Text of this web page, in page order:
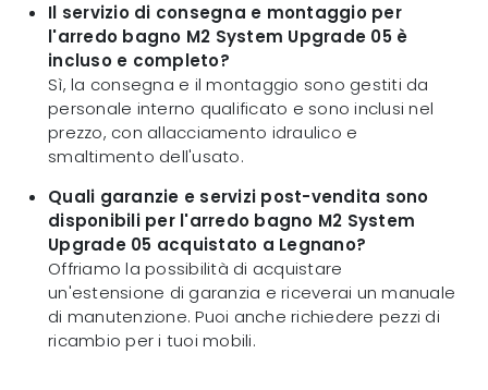
Il servizio di consegna e montaggio per
l'arredo bagno M2 System Upgrade 05 è
incluso e completo?
Sì, la consegna e il montaggio sono gestiti da
personale interno qualificato e sono inclusi nel
prezzo, con allacciamento idraulico e
smaltimento dell'usato.
Quali garanzie e servizi post-vendita sono
disponibili per l'arredo bagno M2 System
Upgrade 05 acquistato a Legnano?
Offriamo la possibilità di acquistare
un'estensione di garanzia e riceverai un manuale
di manutenzione. Puoi anche richiedere pezzi di
ricambio per i tuoi mobili.